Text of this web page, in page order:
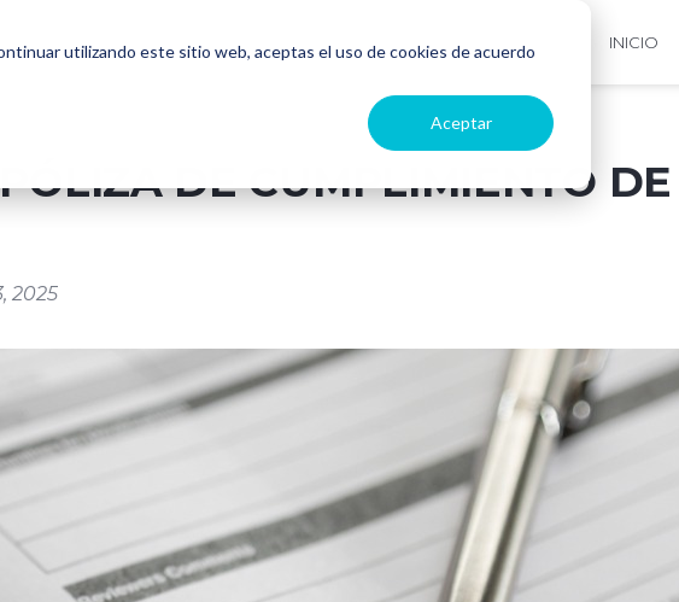
utilizando este sitio web, aceptas el uso de cookies de acuerdo
Aceptar
INICIO
DE CUMPLIMIENTO DE
2025